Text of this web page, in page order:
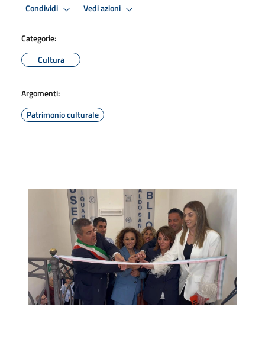
Condividi Vedi azioni
Categorie:
Cultura
Argomenti:
Patrimonio culturale